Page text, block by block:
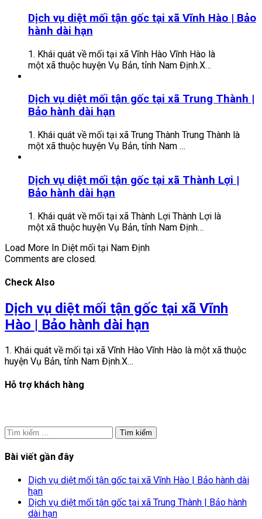
Dịch vụ diệt mối tận gốc tại xã Vĩnh Hào | Bảo
hành dài hạn
1. Khái quát về mối tại xã Vĩnh Hào Vĩnh Hào là
một xã thuộc huyện Vụ Bản, tỉnh Nam Định.X…
Dịch vụ diệt mối tận gốc tại xã Trung Thành |
Bảo hành dài hạn
1. Khái quát về mối tại xã Trung Thành Trung Thành là
một xã thuộc huyện Vụ Bản, tỉnh Nam …
Dịch vụ diệt mối tận gốc tại xã Thành Lợi |
Bảo hành dài hạn
1. Khái quát về mối tại xã Thành Lợi Thành Lợi là
một xã thuộc huyện Vụ Bản, tỉnh Nam Định…
Load More In Diệt mối tại Nam Định
Comments are closed.
Check Also
Dịch vụ diệt mối tận gốc tại xã Vĩnh
Hào | Bảo hành dài hạn
1. Khái quát về mối tại xã Vĩnh Hào Vĩnh Hào là một xã thuộc
huyện Vụ Bản, tỉnh Nam Định.X…
Hỗ trợ khách hàng
Tìm
kiếm
cho:
Bài viết gần đây
Dịch vụ diệt mối tận gốc tại xã Vĩnh Hào | Bảo hành dài
hạn
Dịch vụ diệt mối tận gốc tại xã Trung Thành | Bảo hành
dài hạn